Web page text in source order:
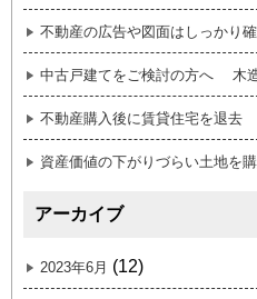
不動産の広告や図面はしっかり
中古戸建てをご検討の方へ 木
不動産購入後に賃貸住宅を退去
資産価値の下がりづらい土地を
アーカイブ
2023年6月 (12)